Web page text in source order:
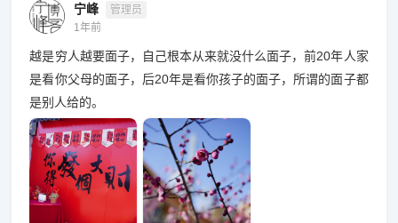
宁峰
管理员
1年前
越是穷人越要面子，自己根本从来就没什么面子，前20年人家
是看你父母的面子，后20年是看你孩子的面子，所谓的面子都
是别人给的。